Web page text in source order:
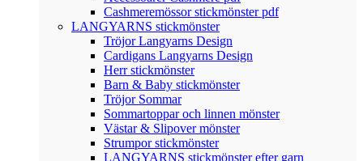
Cashmeremössor stickmönster pdf
LANGYARNS stickmönster
Tröjor Langyarns Design
Cardigans Langyarns Design
Herr stickmönster
Barn & Baby stickmönster
Tröjor Sommar
Sommartoppar och linnen mönster
Västar & Slipover mönster
Strumpor stickmönster
LANGYARNS stickmönster efter garn